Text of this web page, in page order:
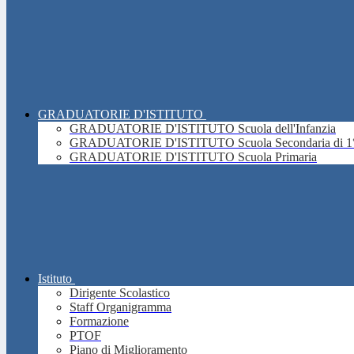
GRADUATORIE D'ISTITUTO
GRADUATORIE D'ISTITUTO Scuola dell'Infanzia
GRADUATORIE D'ISTITUTO Scuola Secondaria di
GRADUATORIE D'ISTITUTO Scuola Primaria
Istituto
Dirigente Scolastico
Staff Organigramma
Formazione
PTOF
Piano di Miglioramento